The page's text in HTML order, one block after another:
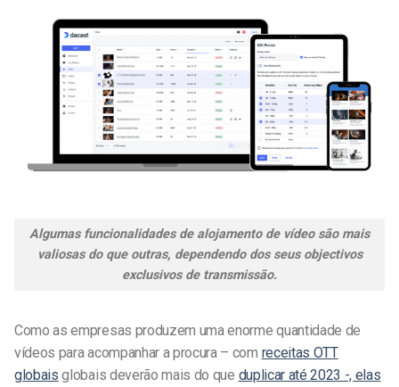
Algumas funcionalidades de alojamento de vídeo são mais
valiosas do que outras, dependendo dos seus objectivos
exclusivos de transmissão.
Como as empresas produzem uma enorme quantidade de
vídeos para acompanhar a procura – com receitas OTT
globais globais deverão mais do que duplicar até 2023 -, elas